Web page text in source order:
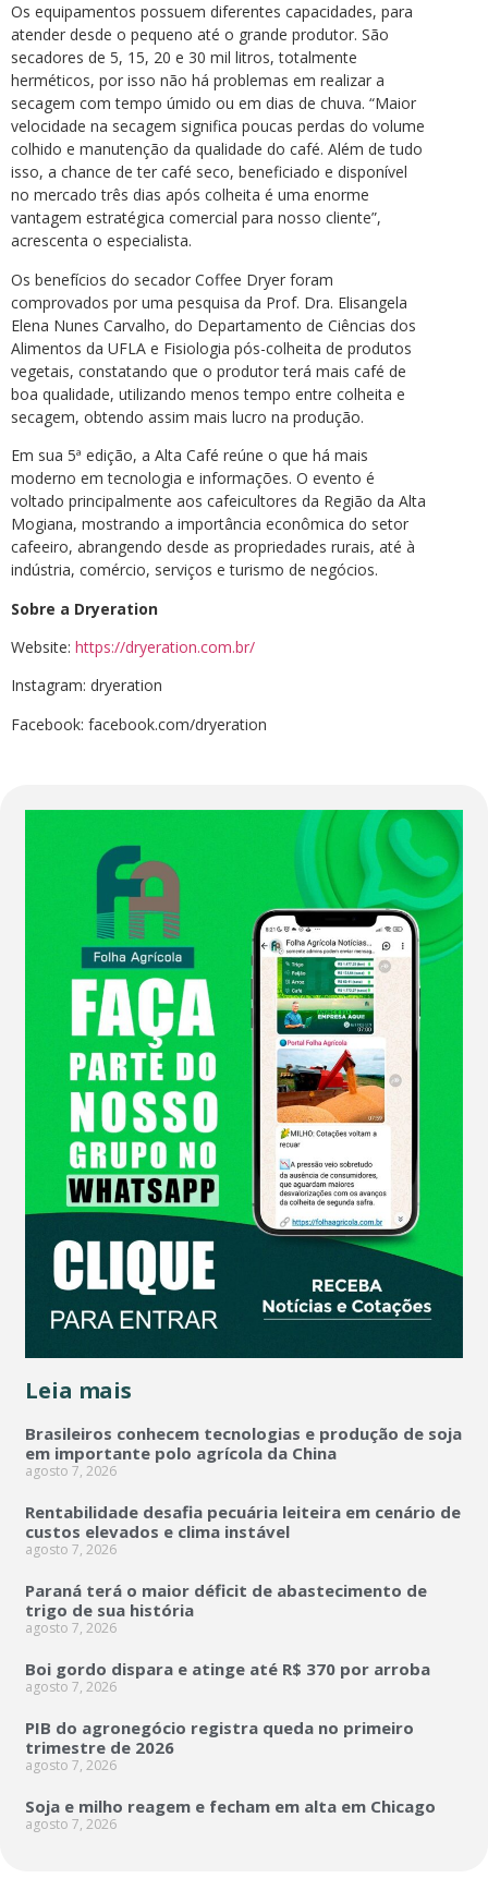
Os equipamentos possuem diferentes capacidades, para
atender desde o pequeno até o grande produtor. São
secadores de 5, 15, 20 e 30 mil litros, totalmente
herméticos, por isso não há problemas em realizar a
secagem com tempo úmido ou em dias de chuva. “Maior
velocidade na secagem significa poucas perdas do volume
colhido e manutenção da qualidade do café. Além de tudo
isso, a chance de ter café seco, beneficiado e disponível
no mercado três dias após colheita é uma enorme
vantagem estratégica comercial para nosso cliente”,
acrescenta o especialista.
Os benefícios do secador Coffee Dryer foram
comprovados por uma pesquisa da Prof. Dra. Elisangela
Elena Nunes Carvalho, do Departamento de Ciências dos
Alimentos da UFLA e Fisiologia pós-colheita de produtos
vegetais, constatando que o produtor terá mais café de
boa qualidade, utilizando menos tempo entre colheita e
secagem, obtendo assim mais lucro na produção.
Em sua 5ª edição, a Alta Café reúne o que há mais
moderno em tecnologia e informações. O evento é
voltado principalmente aos cafeicultores da Região da Alta
Mogiana, mostrando a importância econômica do setor
cafeeiro, abrangendo desde as propriedades rurais, até à
indústria, comércio, serviços e turismo de negócios.
Sobre a Dryeration
Website: https://dryeration.com.br/
Instagram: dryeration
Facebook: facebook.com/dryeration
Leia mais
Brasileiros conhecem tecnologias e produção de soja
em importante polo agrícola da China
agosto 7, 2026
Rentabilidade desafia pecuária leiteira em cenário de
custos elevados e clima instável
agosto 7, 2026
Paraná terá o maior déficit de abastecimento de
trigo de sua história
agosto 7, 2026
Boi gordo dispara e atinge até R$ 370 por arroba
agosto 7, 2026
PIB do agronegócio registra queda no primeiro
trimestre de 2026
agosto 7, 2026
Soja e milho reagem e fecham em alta em Chicago
agosto 7, 2026